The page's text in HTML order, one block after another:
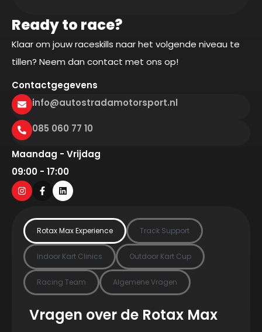
Ready to race?
Klaar om jouw raceskills naar het volgende niveau te
tillen? Neem dan contact met ons op!
Contactgegevens
info@autostradamotorsport.nl
085 060 77 10
Maandag - Vrijdag
09:00 - 17:00
Rotax Max Experience Track Support
Indoor Kart Clinics Outdoor Kart Cup
Racing Team Algemene Vragen
Vragen over de Rotax Max